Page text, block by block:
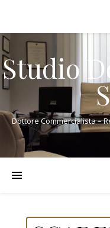
Studio
Dottore Commercialista –